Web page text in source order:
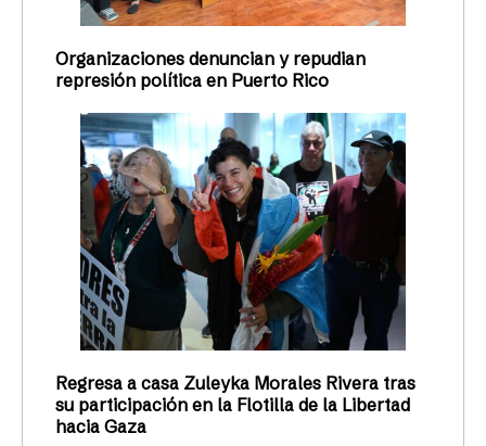
Organizaciones denuncian y repudian
represión política en Puerto Rico
Regresa a casa Zuleyka Morales Rivera tras
su participación en la Flotilla de la Libertad
hacia Gaza